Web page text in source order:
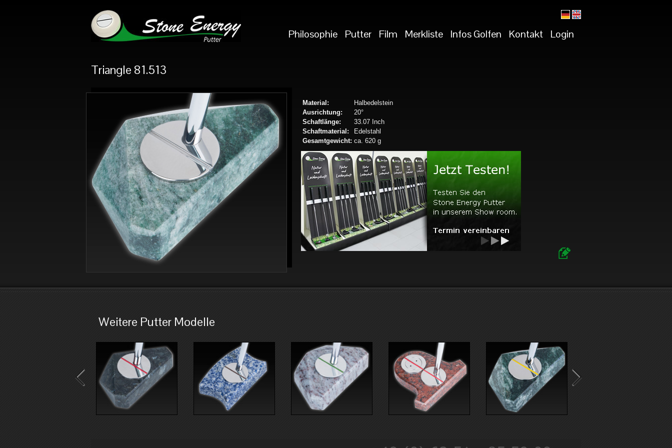
Philosophie Putter Film Merkliste Infos Golfen Kontakt Login
Triangle 81.513
Material:
Halbedelstein
Ausrichtung:
20°
Schaftlänge:
33.07 Inch
Schaftmaterial:
Edelstahl
Gesamtgewicht: ca. 620 g
Weitere Putter Modelle